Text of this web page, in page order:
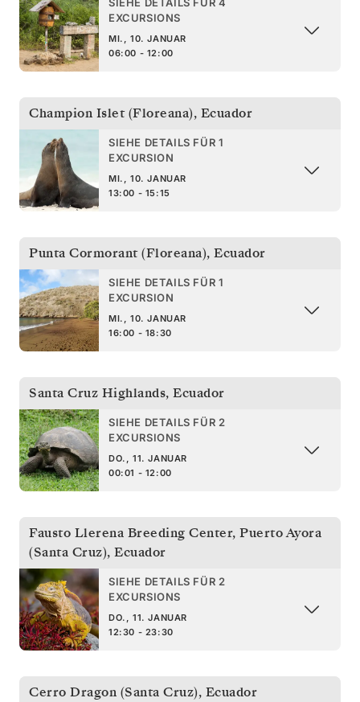
EXCURSIONS
MI., 10. JANUAR
06:00 - 12:00
Champion Islet (Floreana), Ecuador
SIEHE DETAILS FÜR 1
EXCURSION
MI., 10. JANUAR
13:00 - 15:15
Punta Cormorant (Floreana), Ecuador
SIEHE DETAILS FÜR 1
EXCURSION
MI., 10. JANUAR
16:00 - 18:30
Santa Cruz Highlands, Ecuador
SIEHE DETAILS FÜR 2
EXCURSIONS
DO., 11. JANUAR
00:01 - 12:00
Fausto Llerena Breeding Center, Puerto Ayora
(Santa Cruz), Ecuador
SIEHE DETAILS FÜR 2
EXCURSIONS
DO., 11. JANUAR
12:30 - 23:30
Cerro Dragon (Santa Cruz), Ecuador